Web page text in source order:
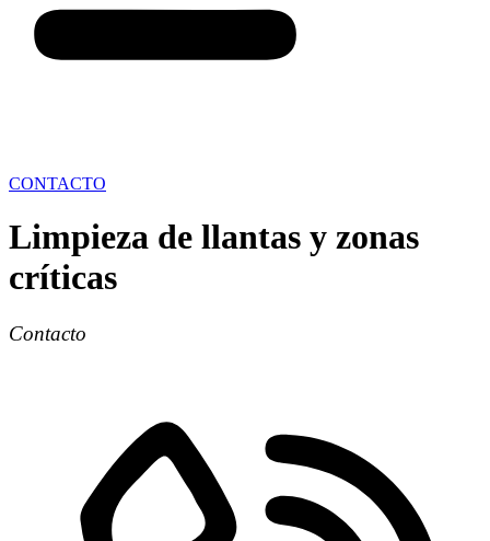
CONTACTO
Limpieza de llantas y zonas
críticas
Contacto